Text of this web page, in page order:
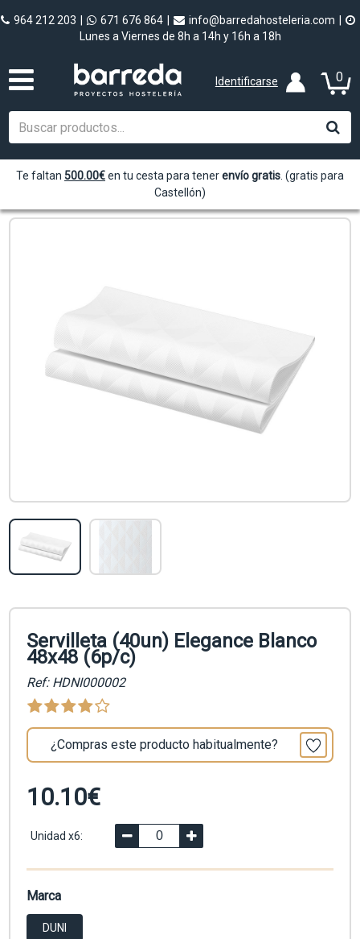
964 212 203 671 676 864 info@barredahosteleria.com
Lunes a Viernes de 8h a 14h y 16h a 18h
0
Identificarse
Te faltan 500.00€en tu cesta para tenerenvío gratis. (gratis para
Castellón)
Servilleta (40un) Elegance Blanco
48x48 (6p/c)
Ref: HDNI000002
¿Compras este producto habitualmente?
10.10€
Unidad x6:
Marca
DUNI